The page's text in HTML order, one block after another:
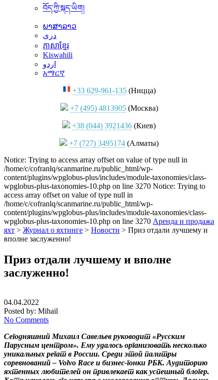
བོད་ཀྱི་སྐད་ཡིག།
ພາສາລາວ
دری
ភាសាខ្មែរ
Kiswahili
اردو
አማርኛ
+33 629-961-135(Ницца)
+7 (495) 4813905(Москва)
+38 (044) 3921436 (Киев)
+7 (727) 3495174 (Алматы)
Notice: Trying to access array offset on value of type null in
/home/c/cofranlq/scanmarine.ru/public_html/wp-
content/plugins/wpglobus-plus/includes/module-taxonomies/class-
wpglobus-plus-taxonomies-10.php on line 3270 Notice: Trying to
access array offset on value of type null in
/home/c/cofranlq/scanmarine.ru/public_html/wp-
content/plugins/wpglobus-plus/includes/module-taxonomies/class-
wpglobus-plus-taxonomies-10.php on line 3270 Аренда и продажа
яхт > Журнал о яхтинге > Новости > Приз отдали лучшему и
вполне заслуженно!
Приз отдали лучшему и вполне
заслуженно!
04.04.2022
Posted by: Mihail
No Comments
Сегодняшний Михаил Савельев руководит «Русским
Парусным центром». Ему удалось организовать несколько
уникальных регат в России. Среди этой палитры
соревнований – Volvo Race и бизнес-гонки РБК. Аудиторию
яхтенных любителей он привлекает как успешный блогер.